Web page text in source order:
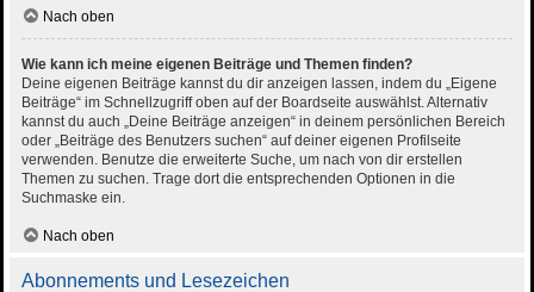
Nach oben
Wie kann ich meine eigenen Beiträge und Themen finden?
Deine eigenen Beiträge kannst du dir anzeigen lassen, indem du „Eigene
Beiträge“ im Schnellzugriff oben auf der Boardseite auswählst. Alternativ
kannst du auch „Deine Beiträge anzeigen“ in deinem persönlichen Bereich
oder „Beiträge des Benutzers suchen“ auf deiner eigenen Profilseite
verwenden. Benutze die erweiterte Suche, um nach von dir erstellen
Themen zu suchen. Trage dort die entsprechenden Optionen in die
Suchmaske ein.
Nach oben
Abonnements und Lesezeichen